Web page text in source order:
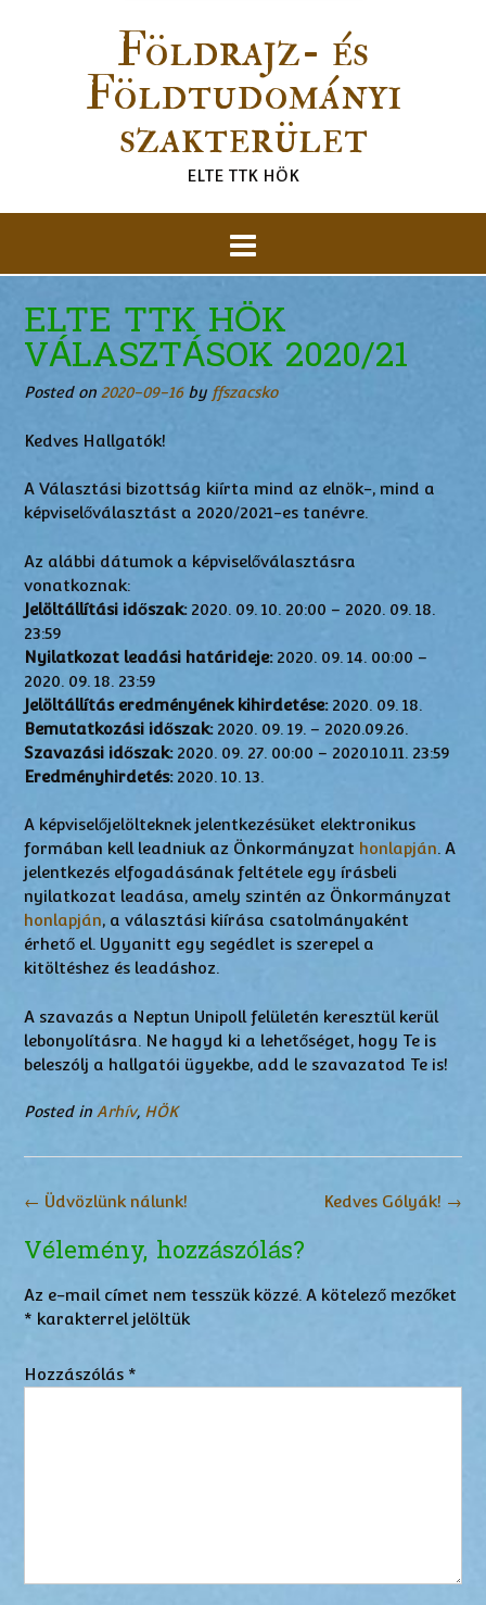
Földrajz- és
Földtudományi
szakterület
ELTE TTK HÖK
ELTE TTK HÖK
VÁLASZTÁSOK 2020/21
Posted on 2020-09-16by ffszacsko
Kedves Hallgatók!
A Választási bizottság kiírta mind az elnök-, mind a
képviselőválasztást a 2020/2021-es tanévre.
Az alábbi dátumok a képviselőválasztásra
vonatkoznak:
Jelöltállítási időszak:2020. 09. 10. 20:00 – 2020. 09. 18.
23:59
Nyilatkozat leadási határideje:2020. 09. 14. 00:00 –
2020. 09. 18. 23:59
Jelöltállítás eredményének kihirdetése:2020. 09. 18.
Bemutatkozási időszak:2020. 09. 19. – 2020.09.26.
Szavazási időszak:2020. 09. 27. 00:00 – 2020.10.11. 23:59
Eredményhirdetés:2020. 10. 13.
A képviselőjelölteknek jelentkezésüket elektronikus
formában kell leadniuk az Önkormányzat honlapján. A
jelentkezés elfoga­dás­ának feltétele egy írásbeli
nyilatkozat leadása, amely szintén az Önkormányzat
honlapján, a választási kiírása csatolmányaként
érhető el. Ugyanitt egy segédlet is szerepel a
kitöltéshez és leadáshoz.
A szavazás a Neptun Unipoll felületén keresztül kerül
lebonyolításra. Ne hagyd ki a lehetőséget, hogy Te is
beleszólj a hallgatói ügyekbe, add le szavazatod Te is!
Posted in Arhív, HÖK
Post
navigation
Kedves Gólyák! →
← Üdvözlünk nálunk!
Vélemény, hozzászólás?
Az e-mail címet nem tesszük közzé. A kötelező mezőket
* karakterrel jelöltük
Hozzászólás *